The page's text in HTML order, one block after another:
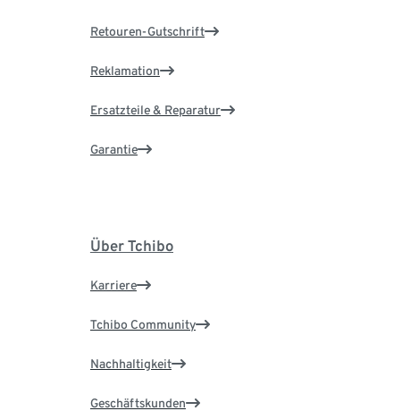
Retouren-Gutschrift
Reklamation
Ersatzteile & Reparatur
Garantie
Über Tchibo
Karriere
Tchibo Community
Nachhaltigkeit
Geschäftskunden